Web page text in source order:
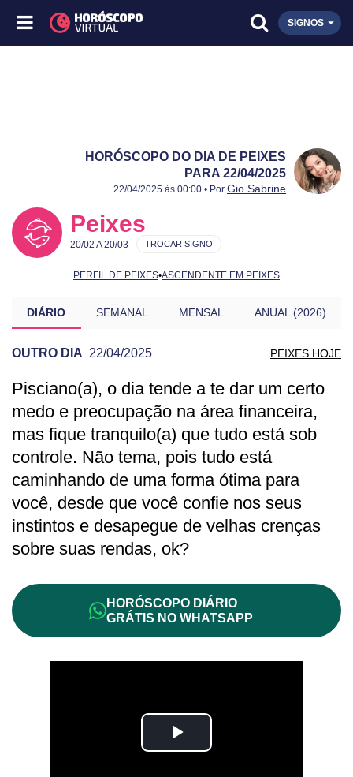
SIGNOS
HORÓSCOPO DO DIA DE PEIXES
PARA 22/04/2025
Publicado:
22/04/2025
Atualizado:
22/04/2025
22/04/2025 às 00:00 • Por Gio Sabrine
Peixes
20/02 A 20/03
PERFIL DE PEIXES•ASCENDENTE EM PEIXES
TROCAR SIGNO
DIÁRIO SEMANAL MENSAL ANUAL (2026)
OUTRO DIA 22/04/2025 PEIXES HOJE
PREVISÃO DE PEIXES PARA OUTRO DIA
Pisciano(a), o dia tende a te dar um certo
medo e preocupação na área financeira,
mas fique tranquilo(a) que tudo está sob
controle. Não tema, pois tudo está
caminhando de uma forma ótima para
você, desde que você confie nos seus
instintos e desapegue de velhas crenças
sobre suas rendas, ok?
HORÓSCOPO DIÁRIO
GRÁTIS NO WHATSAPP